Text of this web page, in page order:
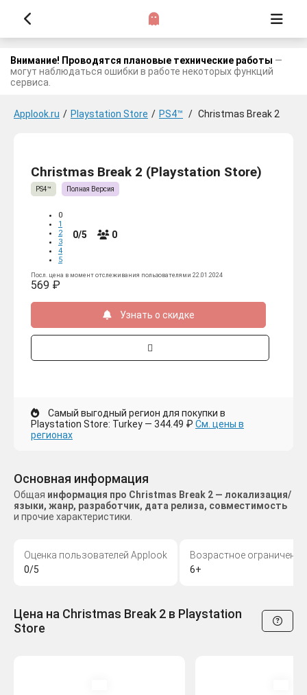
Внимание! Проводятся плановые технические работы —
могут наблюдаться ошибки в работе некоторых функций
сервиса.
Applook.ru / Playstation Store / PS4™ / Christmas Break 2
Christmas Break 2 (Playstation Store)
PS4™ Полная Версия
0
1
2
3
4
5
0/5 0
Посл. цена в момент отслеживания пользователями 22.01.2024
569 ₽
Узнать о скидке
Самый выгодный регион для покупки в
Playstation Store: Turkey — 344.49 ₽ См. цены в
регионах
Основная информация
Общая информация про Christmas Break 2 — локализация/
языки, жанр, разработчик, дата релиза, совместимость
и прочие характеристики.
Оценка пользователей Applook
0/5
Возрастное ограничение
6+
Цена на Christmas Break 2 в Playstation
Store